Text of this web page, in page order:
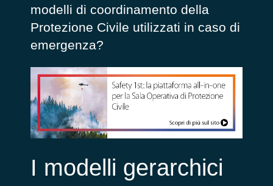
modelli di coordinamento della
Protezione Civile utilizzati in caso di
emergenza?
I modelli gerarchici